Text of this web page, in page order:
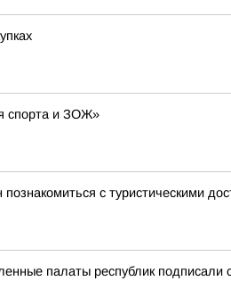
спорта и ЗОЖ»
с туристическими
палаты республик подписали